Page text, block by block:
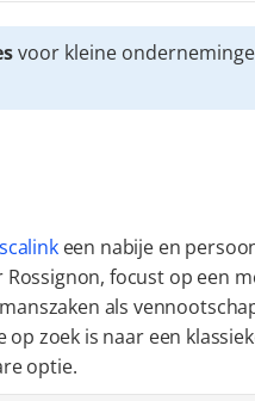
voor kleine
een nabije en
focust op een
als
zoek is naar een
optie.